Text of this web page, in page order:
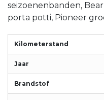
seizoenenbanden,
porta potti, Pioneer
Kilometerstand
Jaar
Brandstof